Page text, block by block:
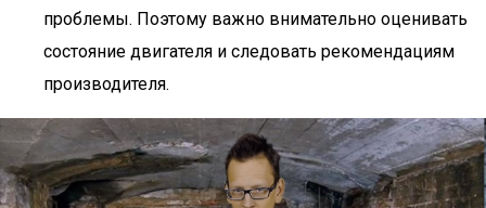
проблемы. Поэтому важно внимательно оценивать
состояние двигателя и следовать рекомендациям
производителя.